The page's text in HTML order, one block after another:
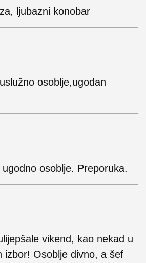
ljubazni konobar
osoblje,ugodan
osoblje. Preporuka.
vikend, kao nekad u
izbor! Osoblje divno, a šef